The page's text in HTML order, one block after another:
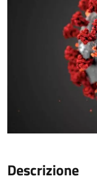
Descrizione